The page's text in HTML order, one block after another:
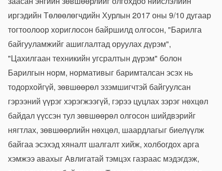
иргэдийн Төлөөлөгчдийн Хурлын 2017 оны 9/10 дугаар
тогтоолоор хориглосон байршилд олгосон, "Барилга
байгууламжийг ашиглалтад оруулах дүрэм",
"Цахилгаан техникийн угсралтын дүрэм" болон
Барилгын норм, нормативыг баримталсан эсэх нь
тодорхойгүй, зөвшөөрөл эзэмшигчтэй байгуулсан
гэрээний үүрэг хэрэгжээгүй, гэрээ цуцлах зэрэг нөхцөл
байдал үүссэн тул зөвшөөрөл олгосон шийдвэрийг
нягтлах, зөвшөөрлийн нөхцөл, шаардлагыг биелүүлж
байгаа эсэхэд хяналт шалгалт хийж, холбогдох арга
хэмжээ авахыг Авлигатай тэмцэх газраас мэдэгдэж,